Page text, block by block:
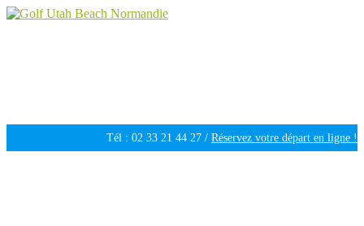
Tél : 02 33 21 44 27 / Réservez votre départ en ligne !